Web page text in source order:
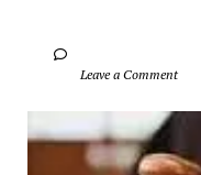
		Leave a Comment